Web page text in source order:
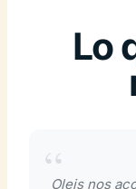
Lo
Oleis nos